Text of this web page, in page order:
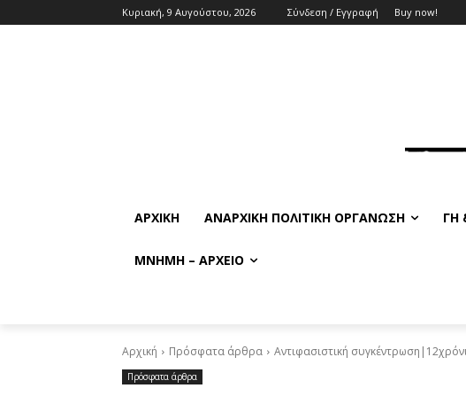
Κυριακή, 9 Αυγούστου, 2026 Σύνδεση / Εγγραφή Buy now!
ΑΡΧΙΚΉ ΑΝΑΡΧΙΚΉ ΠΟΛΙΤΙΚΉ ΟΡΓΆΝΩΣΗ ΓΗ
ΜΝΉΜΗ – ΑΡΧΕΊΟ
Αρχική Πρόσφατα άρθρα Αντιφασιστική
Πρόσφατα άρθρα